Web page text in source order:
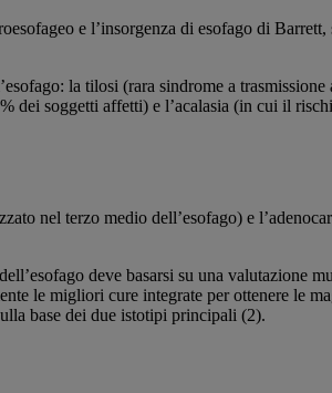
e l’insorgenza di esofago di
la tilosi (rara sindrome a
soggetti affetti) e l’acalasia (in cui il
nel terzo medio dell’esofago) e
deve basarsi su una valutazione
le migliori cure integrate per ottenere le
base dei due istotipi principali (2).